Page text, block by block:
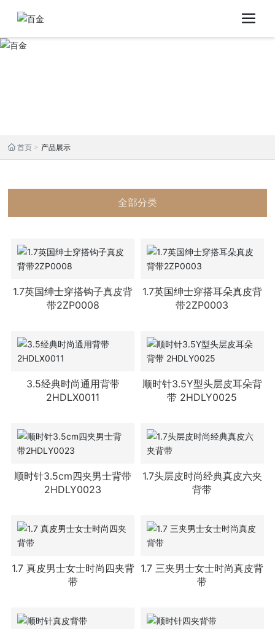
首页 产品展示
全部分类
1.7英国绅士穿搭钩子真皮背
带2ZP0008
1.7英国绅士穿搭耳朵真皮背
带2ZP0003
3.5经典时尚通用背带
2HDLX0011
顺时针3.5Y型头层皮耳朵背
带 2HDLY0025
顺时针3.5cm四夹男士背带
2HDLY0023
1.7头层皮时尚经典真皮六夹
背带
1.7 真皮男士女士时尚四夹背
带
1.7 三夹男士女士时尚真皮背
带